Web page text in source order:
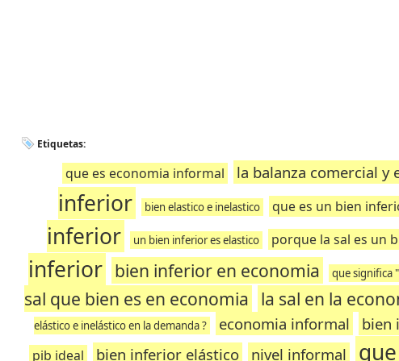
Etiquetas:
que es economia informal la balanza comercial y
inferior
bien elastico e inelastico que es un bien
inferior
un bien inferior es elastico porque la sal es un
inferior bien inferior en economia que significa
sal que bien es en economia la sal en la
elástico e inelástico en la demanda ?
economia informal bien
pib ideal
bien inferior elástico nivel informal